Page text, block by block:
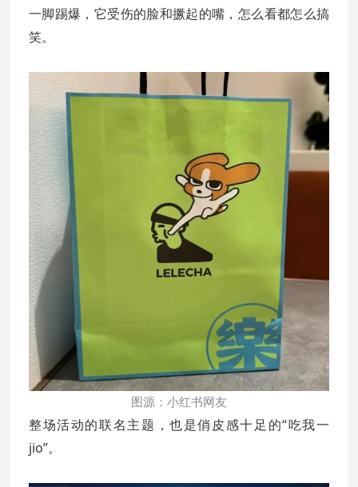
一脚踢爆，它受伤的脸和撅起的嘴，怎么看都怎么搞
笑。
图源：小红书网友
整场活动的联名主题，也是俏皮感十足的“吃我一
jio”。